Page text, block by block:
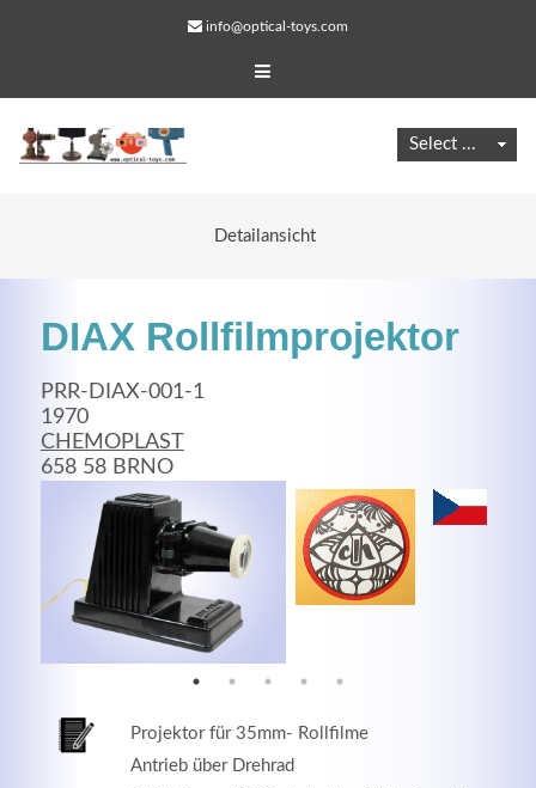
info@optical-toys.com
Detailansicht
DIAX Rollfilmprojektor
PRR-DIAX-001-1
1970
CHEMOPLAST
658 58 BRNO
Projektor für 35mm- Rollfilme
Antrieb über Drehrad
Lorem ipsum dolor sit amet, consectetuer adipiscing
elit. Aenean commodo ligula eget dolor.
MEHR INFOS